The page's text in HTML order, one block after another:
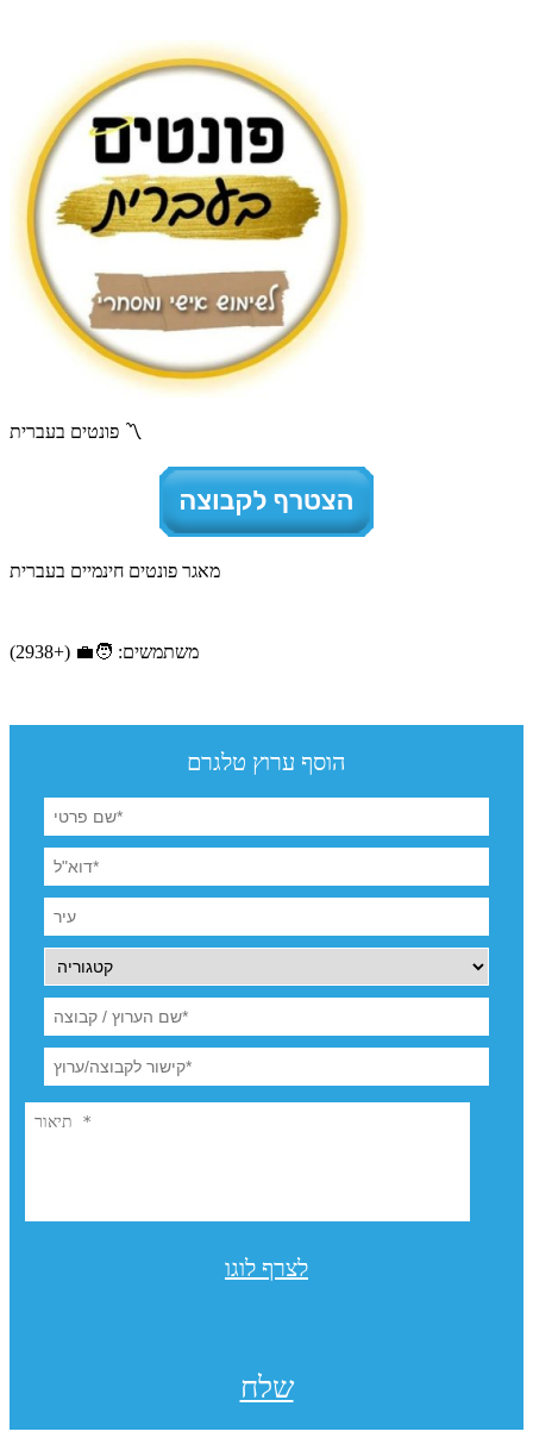
פונטים בעברית 〽️
מאגר פונטים חינמיים בעברית
משתמשים: 🧑‍💼 (+2938)
הוסף ערוץ טלגרם
לצרף לוגו
שלח